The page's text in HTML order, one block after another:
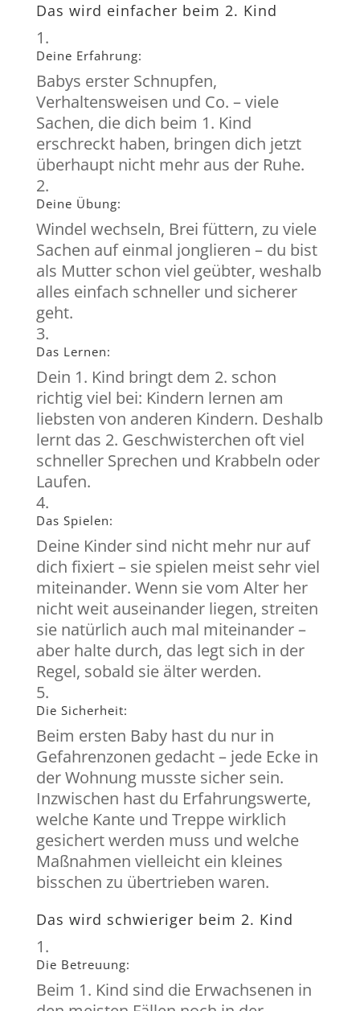
Das wird einfacher beim 2. Kind
Deine Erfahrung:
Babys erster Schnupfen,
Verhaltensweisen und Co. – viele
Sachen, die dich beim 1. Kind
erschreckt haben, bringen dich jetzt
überhaupt nicht mehr aus der Ruhe.
Deine Übung:
Windel wechseln, Brei füttern, zu viele
Sachen auf einmal jonglieren – du bist
als Mutter schon viel geübter, weshalb
alles einfach schneller und sicherer
geht.
Das Lernen:
Dein 1. Kind bringt dem 2. schon
richtig viel bei: Kindern lernen am
liebsten von anderen Kindern. Deshalb
lernt das 2. Geschwisterchen oft viel
schneller Sprechen und Krabbeln oder
Laufen.
Das Spielen:
Deine Kinder sind nicht mehr nur auf
dich fixiert – sie spielen meist sehr viel
miteinander. Wenn sie vom Alter her
nicht weit auseinander liegen, streiten
sie natürlich auch mal miteinander –
aber halte durch, das legt sich in der
Regel, sobald sie älter werden.
Die Sicherheit:
Beim ersten Baby hast du nur in
Gefahrenzonen gedacht – jede Ecke in
der Wohnung musste sicher sein.
Inzwischen hast du Erfahrungswerte,
welche Kante und Treppe wirklich
gesichert werden muss und welche
Maßnahmen vielleicht ein kleines
bisschen zu übertrieben waren.
Das wird schwieriger beim 2. Kind
Die Betreuung:
Beim 1. Kind sind die Erwachsenen in